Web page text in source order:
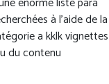
à l’aide de la
a kklk vignettes
du contenu